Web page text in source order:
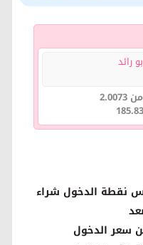
رائد
نقطة الدخول شراء
سعر الدخول